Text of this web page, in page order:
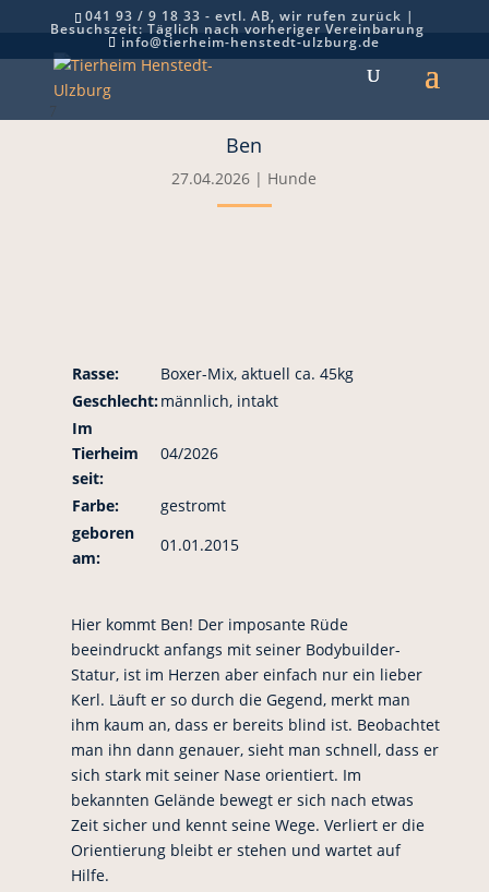
041 93 / 9 18 33 - evtl. AB, wir rufen zurück |
Besuchszeit: Täglich nach vorheriger Vereinbarung
info@tierheim-henstedt-ulzburg.de
7
Ben
27.04.2026 | Hunde
Rasse:
Boxer-Mix, aktuell ca. 45kg
Geschlecht:männlich, intakt
Im
Tierheim
seit:
04/2026
Farbe:
gestromt
geboren
am:
01.01.2015
Hier kommt Ben! Der imposante Rüde
beeindruckt anfangs mit seiner Bodybuilder-
Statur, ist im Herzen aber einfach nur ein lieber
Kerl. Läuft er so durch die Gegend, merkt man
ihm kaum an, dass er bereits blind ist. Beobachtet
man ihn dann genauer, sieht man schnell, dass er
sich stark mit seiner Nase orientiert. Im
bekannten Gelände bewegt er sich nach etwas
Zeit sicher und kennt seine Wege. Verliert er die
Orientierung bleibt er stehen und wartet auf
Hilfe.